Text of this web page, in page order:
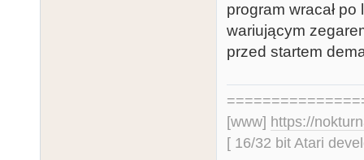
program wracał
wariującym
przed startem
[www] https://
[ 16/32 bit Atari